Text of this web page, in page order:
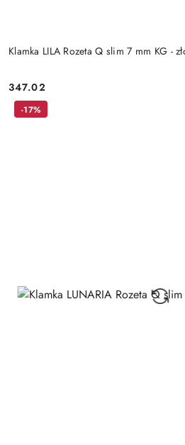
Klamka LILA Rozeta Q slim 7 mm KG -
Cena:
347.02
-17%